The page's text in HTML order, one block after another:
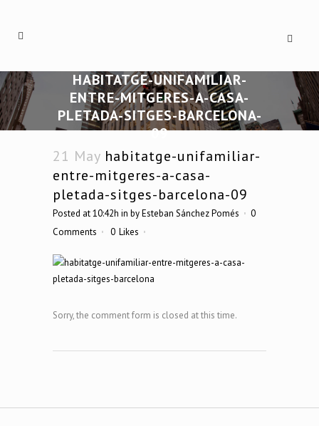
HABITATGE-UNIFAMILIAR-
ENTRE-MITGERES-A-CASA-
PLETADA-SITGES-BARCELONA-
09
21 May habitatge-unifamiliar-
entre-mitgeres-a-casa-
pletada-sitges-barcelona-09
Posted at 10:42h in byEsteban Sánchez Pomés
0
Comments
0 Likes
Sorry, the comment form is closed at this time.